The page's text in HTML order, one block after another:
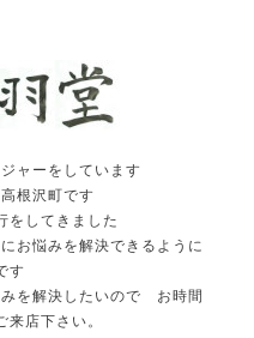
ャーをしています
根沢町です
してきました
お悩みを解決できるように
す
を解決したいので お時間
来店下さい。